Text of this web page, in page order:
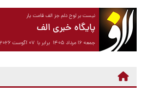
نیست بر لوح دلم جز الف قامت یار
پایگاه خبری الف
جمعه ۱۶ مرداد ۱۴۰۵ برابر با ۰۷ آگوست ۲۰۲۶